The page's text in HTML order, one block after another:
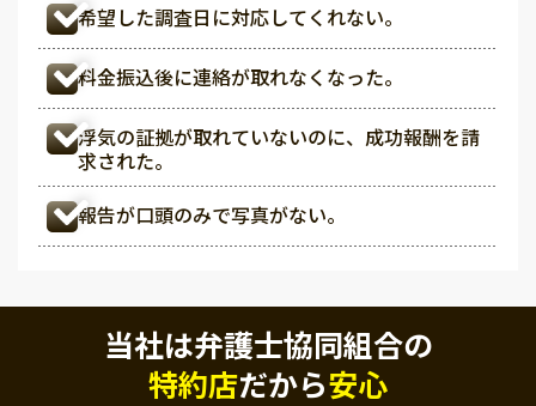
希望した調査日に対応してくれない。
料金振込後に連絡が取れなくなった。
浮気の証拠が取れていないのに、成功報酬を請
求された。
報告が口頭のみで写真がない。
当社は弁護士協同組合の
特約店だから安心